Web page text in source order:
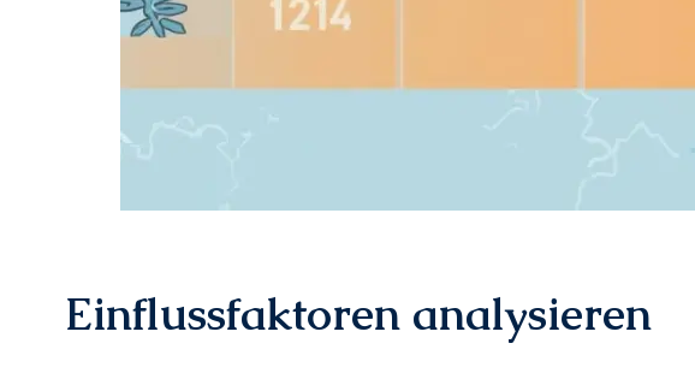
Einflussfaktoren analysieren